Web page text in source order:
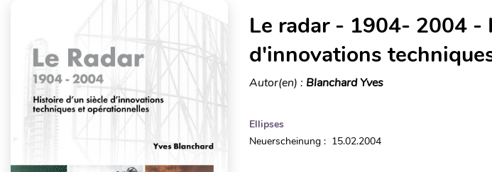
Le radar - 1904- 2004 -
d'innovations
Autor(en) : Blanchard Yves
Ellipses
Neuerscheinung : 15.02.2004